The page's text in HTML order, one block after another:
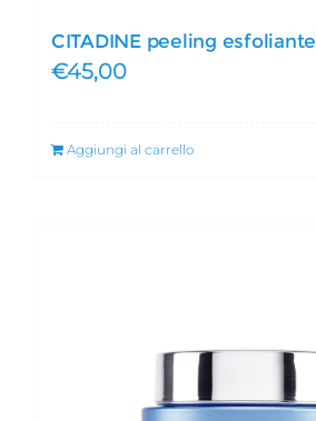
CITADINE peeling esfoliante
€45,00
Aggiungi al carrello